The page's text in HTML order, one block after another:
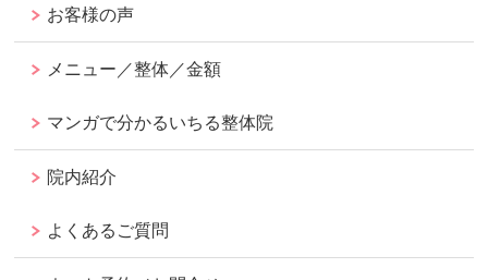
お客様の声
メニュー／整体／金額
マンガで分かるいちる整体院
院内紹介
よくあるご質問